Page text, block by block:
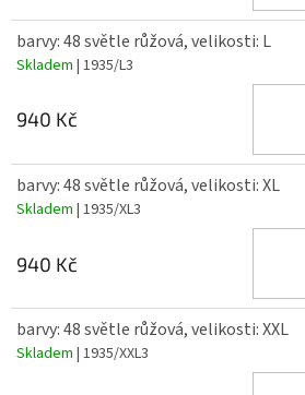
barvy: 48 světle růžová, velikosti: L
Skladem | 1935/L3
940 Kč
barvy: 48 světle růžová, velikosti: XL
Skladem | 1935/XL3
940 Kč
barvy: 48 světle růžová, velikosti: XXL
Skladem | 1935/XXL3